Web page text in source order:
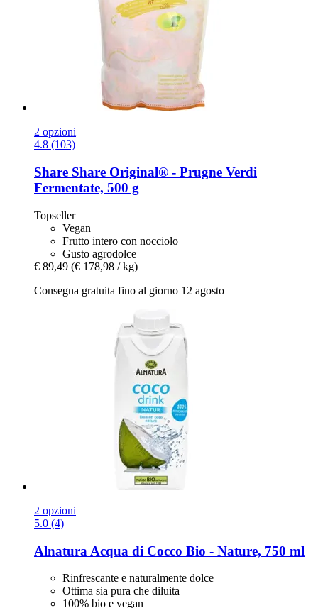
2 opzioni
4.8 (103)
Share Share Original® -​ Prugne Verdi
Fermentate, 500 g
Topseller
Vegan
Frutto intero con nocciolo
Gusto agrodolce
€ 89,49 (€ 178,98 / kg)
Consegna gratuita fino al giorno 12 agosto
2 opzioni
5.0 (4)
Alnatura Acqua di Cocco Bio -​ Nature, 750 ml
Rinfrescante e naturalmente dolce
Ottima sia pura che diluita
100% bio e vegan